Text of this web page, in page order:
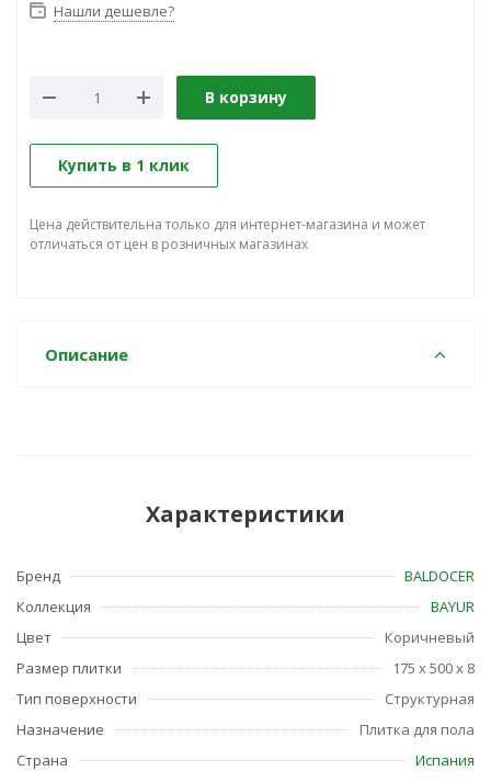
Нашли дешевле?
В корзину
Купить в 1 клик
Цена действительна только для интернет-магазина и может
отличаться от цен в розничных магазинах
Описание
Характеристики
Бренд
BALDOCER
Коллекция
BAYUR
Цвет
Коричневый
Размер плитки
175 x 500 x 8
Тип поверхности
Структурная
Назначение
Плитка для пола
Страна
Испания